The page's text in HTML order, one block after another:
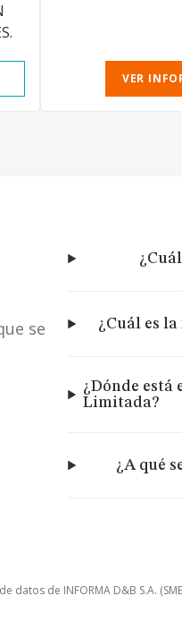
VER
se
¿Cuál es
¿Dónde
Limitada?
¿A qué
datos de INFORMA D&B S.A.